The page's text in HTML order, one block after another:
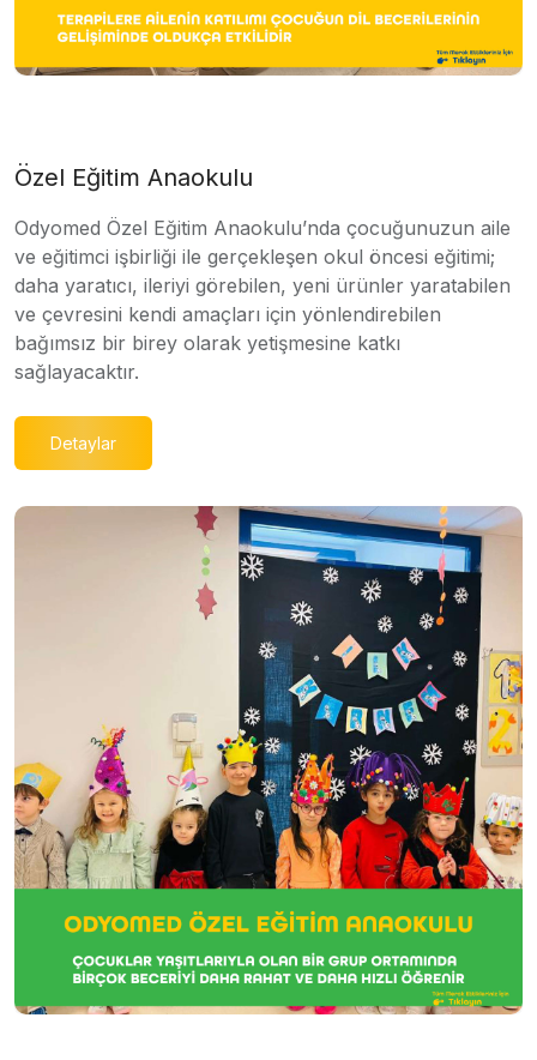
Özel Eğitim Anaokulu
Odyomed Özel Eğitim Anaokulu’nda çocuğunuzun aile
ve eğitimci işbirliği ile gerçekleşen okul öncesi eğitimi;
daha yaratıcı, ileriyi görebilen, yeni ürünler yaratabilen
ve çevresini kendi amaçları için yönlendirebilen
bağımsız bir birey olarak yetişmesine katkı
sağlayacaktır.
Detaylar